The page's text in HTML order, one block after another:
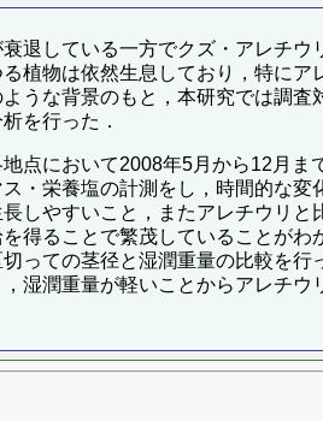
退している一方でクズ・アレチ
植物は依然生息しており，特に
うな背景のもと，本研究では調
を行った．
点において2008年5月から12月
・栄養塩の計測をし，時間的な
しやすいこと，またアレチウリ
得ることで繁茂していることが
っての茎径と湿潤重量の比較を
湿潤重量が軽いことからアレチ